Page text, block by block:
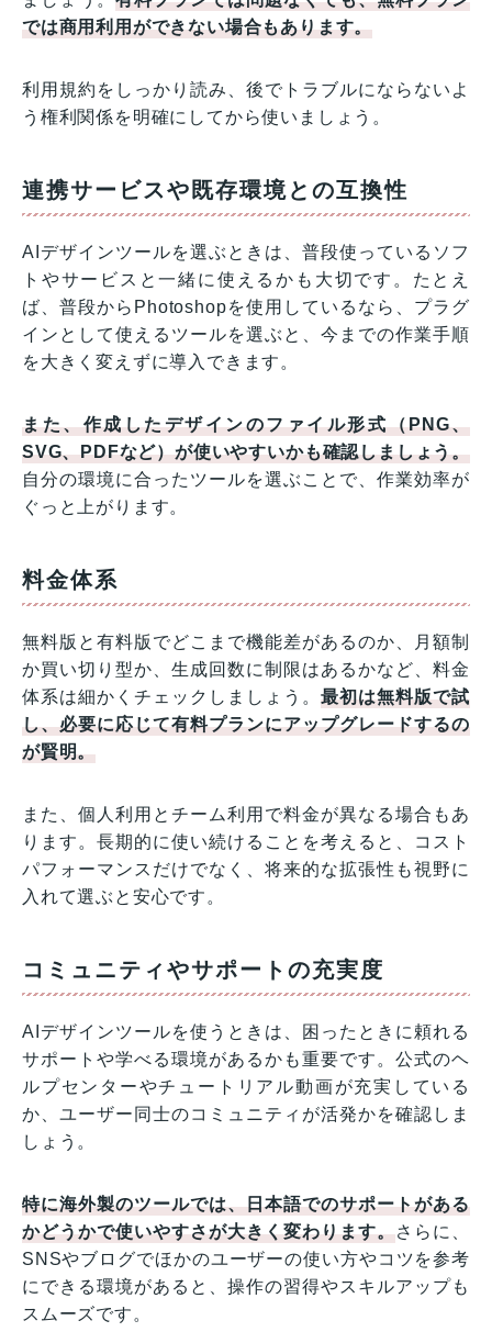
では商用利用ができない場合もあります。
利用規約をしっかり読み、後でトラブルにならないよ
う権利関係を明確にしてから使いましょう。
連携サービスや既存環境との互換性
AIデザインツールを選ぶときは、普段使っているソフ
トやサービスと一緒に使えるかも大切です。たとえ
ば、普段からPhotoshopを使用しているなら、プラグ
インとして使えるツールを選ぶと、今までの作業手順
を大きく変えずに導入できます。
また、作成したデザインのファイル形式（PNG、
SVG、PDFなど）が使いやすいかも確認しましょう。
自分の環境に合ったツールを選ぶことで、作業効率が
ぐっと上がります。
料金体系
無料版と有料版でどこまで機能差があるのか、月額制
か買い切り型か、生成回数に制限はあるかなど、料金
体系は細かくチェックしましょう。最初は無料版で試
し、必要に応じて有料プランにアップグレードするの
が賢明。
また、個人利用とチーム利用で料金が異なる場合もあ
ります。長期的に使い続けることを考えると、コスト
パフォーマンスだけでなく、将来的な拡張性も視野に
入れて選ぶと安心です。
コミュニティやサポートの充実度
AIデザインツールを使うときは、困ったときに頼れる
サポートや学べる環境があるかも重要です。公式のヘ
ルプセンターやチュートリアル動画が充実している
か、ユーザー同士のコミュニティが活発かを確認しま
しょう。
特に海外製のツールでは、日本語でのサポートがある
かどうかで使いやすさが大きく変わります。さらに、
SNSやブログでほかのユーザーの使い方やコツを参考
にできる環境があると、操作の習得やスキルアップも
スムーズです。